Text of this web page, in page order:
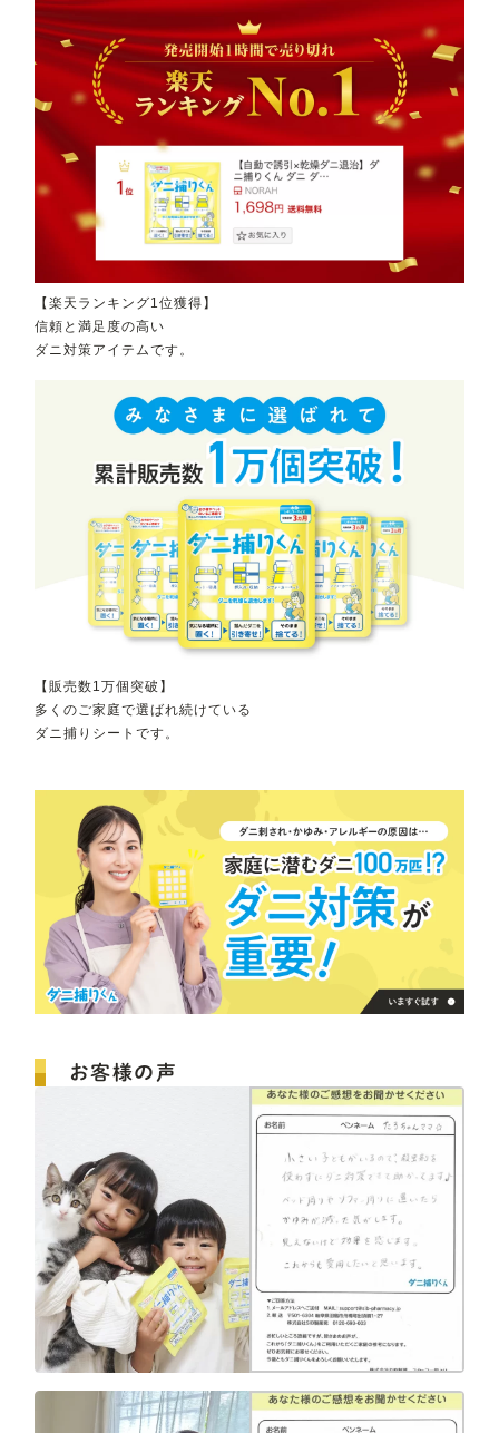
【楽天ランキング1位獲得】
信頼と満足度の高い
ダニ対策アイテムです。
【販売数1万個突破】
多くのご家庭で選ばれ続けている
ダニ捕りシートです。
お客様の声